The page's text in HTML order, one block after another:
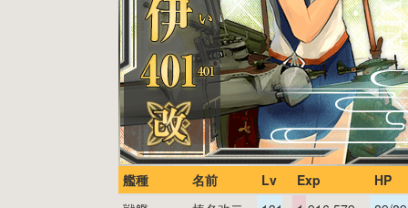
艦種 名前 Lv Exp
HP